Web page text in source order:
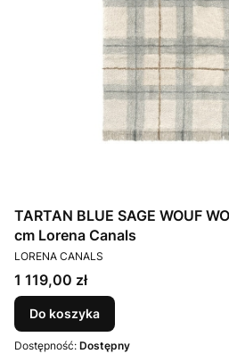
TARTAN BLUE SAGE WOUF
cm Lorena Canals
PRODUCENT
LORENA CANALS
Cena
1 119,00 zł
Do koszyka
Dostępność: Dostępny